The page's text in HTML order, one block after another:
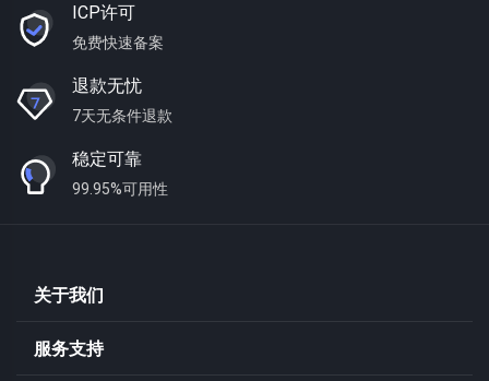
ICP许可
免费快速备案
退款无忧
7天无条件退款
稳定可靠
99.95%可用性
关于我们
服务支持